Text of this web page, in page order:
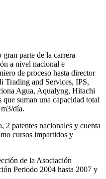
parte de la carrera
a nivel nacional e
de proceso hasta director
Trading and Services, IPS,
Agua, Aqualyng, Hitachi
suman una capacidad total
día.
2 patentes nacionales y cuenta
cursos impartidos y
de la Asociación
Periodo 2004 hasta 2007 y